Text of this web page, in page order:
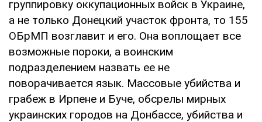
группировку оккупационных войск в Украине,
а не только Донецкий участок фронта, то 155
ОБрМП возглавит и его. Она воплощает все
возможные пороки, а воинским
подразделением назвать ее не
поворачивается язык. Массовые убийства и
грабеж в Ирпене и Буче, обсрелы мирных
украинских городов на Донбассе, убийства и